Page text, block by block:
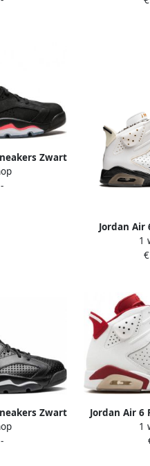
Zwart
Jordan Air
1
Zwart
Jordan Air 6
1